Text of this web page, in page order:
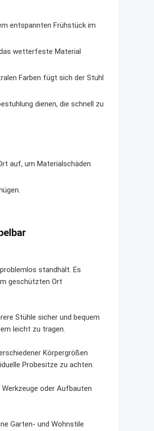
entspannten Frühstück im
wetterfeste Material
Farben fügt sich der Stuhl
dienen, die schnell zu
auf, um Materialschäden
standhält. Es
geschützten Ort
Stühle sicher und bequem
leicht zu tragen.
Körpergrößen
Probesitze zu achten.
oder Aufbauten
Garten- und Wohnstile